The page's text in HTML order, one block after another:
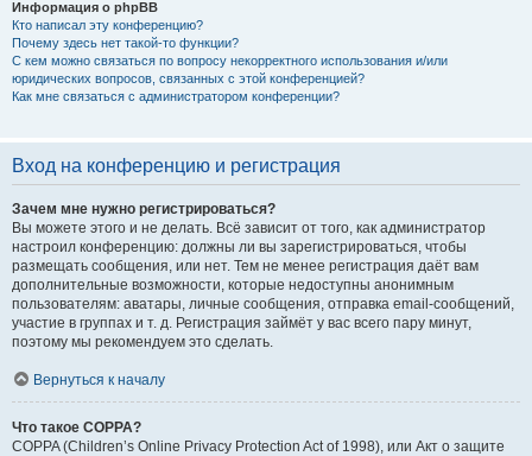
Информация о phpBB
Кто написал эту конференцию?
Почему здесь нет такой-то функции?
С кем можно связаться по вопросу некорректного использования и/или
юридических вопросов, связанных с этой конференцией?
Как мне связаться с администратором конференции?
Вход на конференцию и регистрация
Зачем мне нужно регистрироваться?
Вы можете этого и не делать. Всё зависит от того, как администратор
настроил конференцию: должны ли вы зарегистрироваться, чтобы
размещать сообщения, или нет. Тем не менее регистрация даёт вам
дополнительные возможности, которые недоступны анонимным
пользователям: аватары, личные сообщения, отправка email-сообщений,
участие в группах и т. д. Регистрация займёт у вас всего пару минут,
поэтому мы рекомендуем это сделать.
Вернуться к началу
Что такое COPPA?
COPPA (Children’s Online Privacy Protection Act of 1998), или Акт о защите